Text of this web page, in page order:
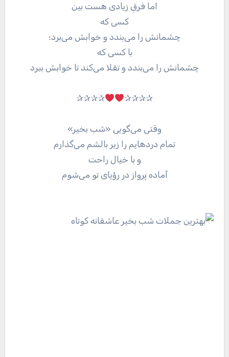
اما فرقِ زیادی هست بین
کسی که
چشمانش را می‌بندد و خوابش می‌برد؛
با کسی که
چشمانش را می‌بندد و تقلا می‌کند تا خوابش ببرد
✰✰✰✰
✰✰✰✰
وقتی می‌گویی «شب بخیر»
تمام دردهایم را زیر بالشم می‌گذارم
و با خیال راحت
آماده پرواز در رؤیای تو می‌شوم